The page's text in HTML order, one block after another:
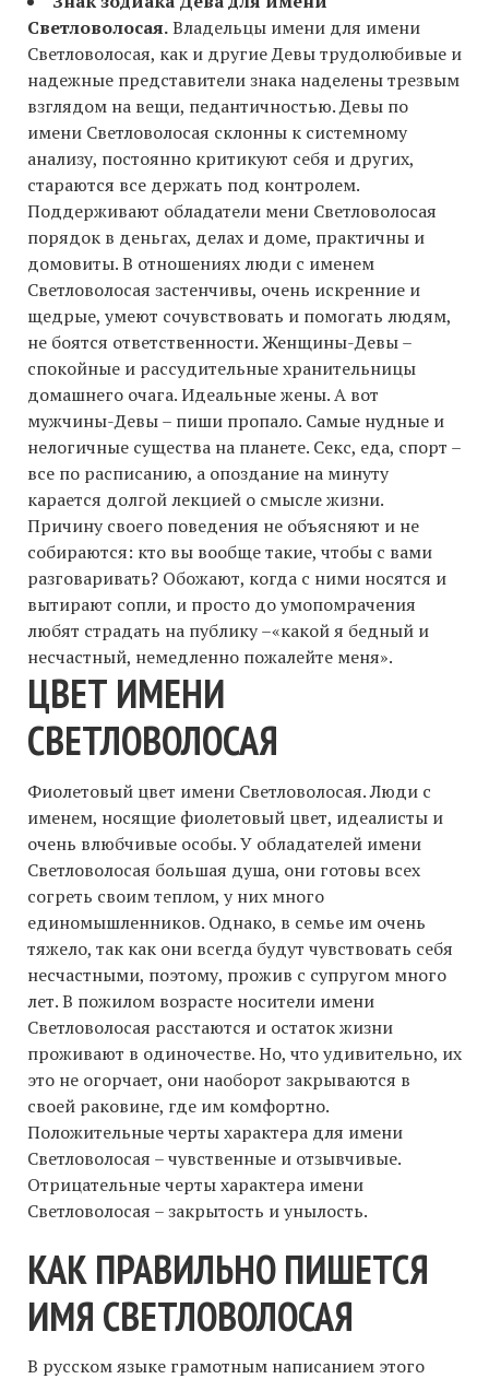
Светловолосая.Владельцы имени для имени
Светловолосая, как и другие Девы трудолюбивые и
надежные представители знака наделены трезвым
взглядом на вещи, педантичностью. Девы по
имени Светловолосая склонны к системному
анализу, постоянно критикуют себя и других,
стараются все держать под контролем.
Поддерживают обладатели мени Светловолосая
порядок в деньгах, делах и доме, практичны и
домовиты. В отношениях люди с именем
Светловолосая застенчивы, очень искренние и
щедрые, умеют сочувствовать и помогать людям,
не боятся ответственности. Женщины-Девы –
спокойные и рассудительные хранительницы
домашнего очага. Идеальные жены. А вот
мужчины-Девы – пиши пропало. Самые нудные и
нелогичные существа на планете. Секс, еда, спорт –
все по расписанию, а опоздание на минуту
карается долгой лекцией о смысле жизни.
Причину своего поведения не объясняют и не
собираются: кто вы вообще такие, чтобы с вами
разговаривать? Обожают, когда с ними носятся и
вытирают сопли, и просто до умопомрачения
любят страдать на публику –«какой я бедный и
несчастный, немедленно пожалейте меня».
ЦВЕТ ИМЕНИ
СВЕТЛОВОЛОСАЯ
Фиолетовый цвет имени Светловолосая. Люди с
именем, носящие фиолетовый цвет, идеалисты и
очень влюбчивые особы. У обладателей имени
Светловолосая большая душа, они готовы всех
согреть своим теплом, у них много
единомышленников. Однако, в семье им очень
тяжело, так как они всегда будут чувствовать себя
несчастными, поэтому, прожив с супругом много
лет. В пожилом возрасте носители имени
Светловолосая расстаются и остаток жизни
проживают в одиночестве. Но, что удивительно, их
это не огорчает, они наоборот закрываются в
своей раковине, где им комфортно.
Положительные черты характера для имени
Светловолосая – чувственные и отзывчивые.
Отрицательные черты характера имени
Светловолосая – закрытость и унылость.
КАК ПРАВИЛЬНО ПИШЕТСЯ
ИМЯ СВЕТЛОВОЛОСАЯ
В русском языке грамотным написанием этого